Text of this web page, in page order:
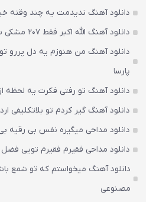
دانلود آهنگ ندیدمت یه چند وقته
دانلود آهنگ الله اکبر فقط 207 مشکی سعید کریمی
دانلود آهنگ من هنوزم یه دل پررو
پارسا
دانلود آهنگ تو رفتی فکرت یه لحظه
دانلود آهنگ گیر کردم تو بلاتکلیفی
دانلود مداحی میگیره نفس بی رقیه
دانلود مداحی فقیرم فقیرم تویی فضل
دانلود آهنگ میخواستم که تو شمع
مصنوعی